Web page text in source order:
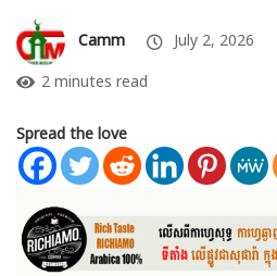
Camm July 2, 2026
2 minutes read
Spread the love